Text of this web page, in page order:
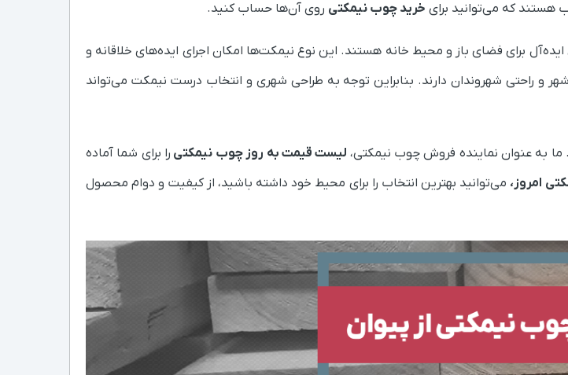
هستند که می‌توانید برای خرید چوب نیمکتی روی آن‌ها حساب کنید.
برای فضای باز و محیط خانه هستند. این نوع نیمکت‌ها امکان اجرای ایده‌های خلاقانه و
و راحتی شهروندان دارند. بنابراین توجه به طراحی شهری و انتخاب درست نیمکت می‌تواند
ما به عنوان نماینده فروش چوب نیمکتی، لیست قیمت به روز چوب نیمکتی را برای شما آماده
امروز، می‌توانید بهترین انتخاب را برای محیط خود داشته باشید، از کیفیت و دوام محصول